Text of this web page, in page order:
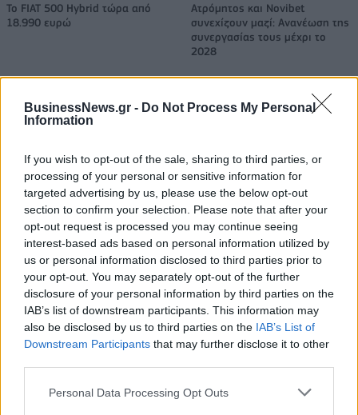
BusinessNews.gr - Do Not Process My Personal
Information
If you wish to opt-out of the sale, sharing to third parties, or
processing of your personal or sensitive information for
targeted advertising by us, please use the below opt-out
section to confirm your selection. Please note that after your
opt-out request is processed you may continue seeing
interest-based ads based on personal information utilized by
us or personal information disclosed to third parties prior to
your opt-out. You may separately opt-out of the further
disclosure of your personal information by third parties on the
IAB’s list of downstream participants. This information may
also be disclosed by us to third parties on the IAB’s List of
Downstream Participants that may further disclose it to other
Personal Data Processing Opt Outs
Το FIAT 500 Hybrid τώρα από
18.990 ευρώ
Ατρόμητος και Novibet
συνεχίζουν μαζί: Ανανέωση της
συνεργασίας τους μέχρι το
2028
18η συνεχόμενη χρονιά για τον ΟΤΕ στη διεθνή σειρά δεικτών
FTSE4Good
Alpha Bank: Για πρώτη φορά το Αρχαίο Θέατρο Επιδαύρου άνοιξε τις
πύλες του σε όλους
ΠΕΡΙΣΣΌΤΕΡΑ ΣΕ ΑΥΤΉ ΤΗΝ ΚΑΤΗΓΟΡΊΑ